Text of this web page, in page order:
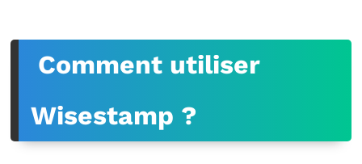
Comment utiliser
Wisestamp ?